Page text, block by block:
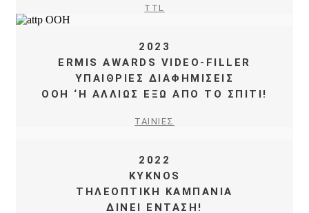
TTL
2023
ERMIS AWARDS VIDEO-FILLER
ΥΠΑΙΘΡΙΕΣ ΔΙΑΦΗΜΙΣΕΙΣ
OOH ‘Η ΑΛΛΙΩΣ ΕΞΩ ΑΠΟ ΤΟ ΣΠΙΤΙ!
ΤΑΙΝΙΕΣ
2022
KYKNOS
ΤΗΛΕΟΠΤΙΚΗ ΚΑΜΠΑΝΙΑ
ΔΙΝΕΙ ΕΝΤΑΣΗ!